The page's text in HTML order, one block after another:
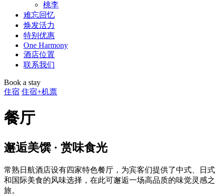
桃李
难忘回忆
焕发活力
特别优惠
One Harmony
酒店位置
联系我们
Book a stay
住宿 住宿+机票
餐厅
邂逅美馔 · 赏味食光
常熟日航酒店设有四家特色餐厅，为宾客们提供了中式、日式
和国际美食的风味选择，在此可邂逅一场高品质的味觉灵感之
旅。